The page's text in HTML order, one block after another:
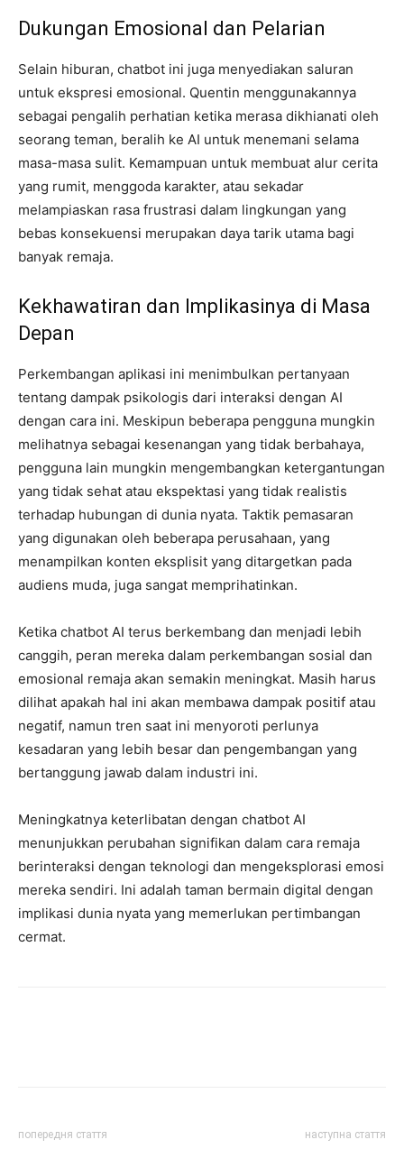
Dukungan Emosional dan Pelarian
Selain hiburan, chatbot ini juga menyediakan saluran
untuk ekspresi emosional. Quentin menggunakannya
sebagai pengalih perhatian ketika merasa dikhianati oleh
seorang teman, beralih ke AI untuk menemani selama
masa-masa sulit. Kemampuan untuk membuat alur cerita
yang rumit, menggoda karakter, atau sekadar
melampiaskan rasa frustrasi dalam lingkungan yang
bebas konsekuensi merupakan daya tarik utama bagi
banyak remaja.
Kekhawatiran dan Implikasinya di Masa
Depan
Perkembangan aplikasi ini menimbulkan pertanyaan
tentang dampak psikologis dari interaksi dengan AI
dengan cara ini. Meskipun beberapa pengguna mungkin
melihatnya sebagai kesenangan yang tidak berbahaya,
pengguna lain mungkin mengembangkan ketergantungan
yang tidak sehat atau ekspektasi yang tidak realistis
terhadap hubungan di dunia nyata. Taktik pemasaran
yang digunakan oleh beberapa perusahaan, yang
menampilkan konten eksplisit yang ditargetkan pada
audiens muda, juga sangat memprihatinkan.
Ketika chatbot AI terus berkembang dan menjadi lebih
canggih, peran mereka dalam perkembangan sosial dan
emosional remaja akan semakin meningkat. Masih harus
dilihat apakah hal ini akan membawa dampak positif atau
negatif, namun tren saat ini menyoroti perlunya
kesadaran yang lebih besar dan pengembangan yang
bertanggung jawab dalam industri ini.
Meningkatnya keterlibatan dengan chatbot AI
menunjukkan perubahan signifikan dalam cara remaja
berinteraksi dengan teknologi dan mengeksplorasi emosi
mereka sendiri. Ini adalah taman bermain digital dengan
implikasi dunia nyata yang memerlukan pertimbangan
cermat.
попередня стаття наступна стаття